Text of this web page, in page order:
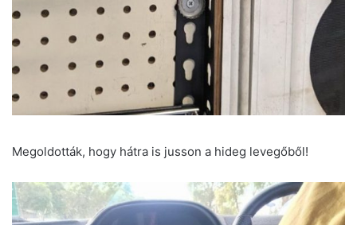
Megoldották, hogy hátra is jusson a hideg levegőből!